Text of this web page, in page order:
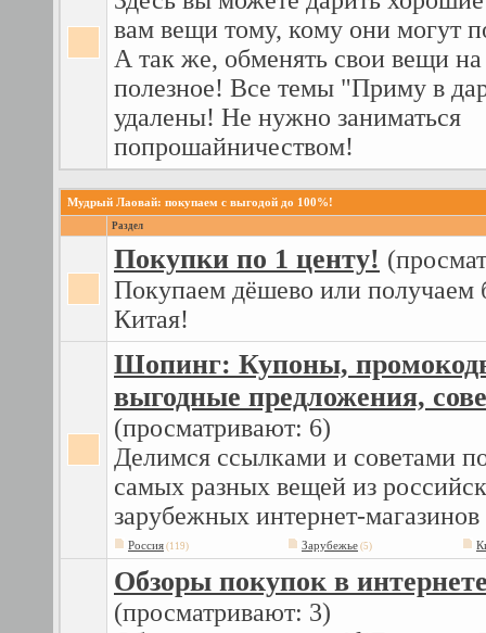
вам вещи тому, кому они могут
А так же, обменять свои вещи на
полезное! Все темы "Приму в
удалены! Не нужно заниматься
попрошайничеством!
Мудрый Лаовай: покупаем с выгодой до 100%!
Раздел
Покупки по 1 центу!
Покупаем дёшево или получаем
Китая!
Шопинг: Купоны,
выгодные предложения,
(просматривают: 6)
Делимся ссылками и советами
самых разных вещей из
зарубежных интернет-магазинов
Россия (119) Зарубежье (5)
Обзоры покупок в
(просматривают: 3)